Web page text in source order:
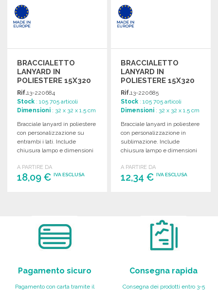
BRACCIALETTO
LANYARD IN
POLIESTERE 15X320
MM
Rif.13-220684
Stock : 105 705 articoli
Dimensioni : 32 x 32 x 1.5 cm
Bracciale lanyard in poliestere
con personalizzazione su
entrambi i lati. Include
chiusura lampo e dimensioni
personalizzazione.
A PARTIRE DA
18,09 € IVA ESCLUSA
BRACCIALETTO
LANYARD IN
POLIESTERE 15X320
MM
Rif.13-220685
Stock : 105 705 articoli
Dimensioni : 32 x 32 x 1.5 cm
Bracciale lanyard in poliestere
con personalizzazione in
sublimazione. Include
chiusura lampo e dimensioni
A PARTIRE DA
12,34 €IVA ESCLUSA
Pagamento sicuro
Pagamento con carta tramite il
Consegna rapida
Consegna dei prodotti entro 3-5